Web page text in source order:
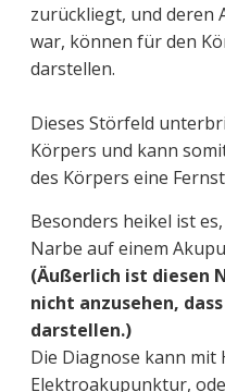
zurückliegt, und deren
war, können für den
darstellen.
Dieses Störfeld
Körpers und kann
des Körpers eine
Besonders heikel ist
Narbe auf einem
(Äußerlich ist diesen
nicht anzusehen,
darstellen.)
Die Diagnose kann mit
Elektroakupunktur,